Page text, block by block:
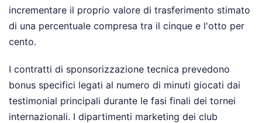
incrementare il proprio valore di trasferimento stimato
di una percentuale compresa tra il cinque e l'otto per
cento.
I contratti di sponsorizzazione tecnica prevedono
bonus specifici legati al numero di minuti giocati dai
testimonial principali durante le fasi finali dei tornei
internazionali. I dipartimenti marketing dei club